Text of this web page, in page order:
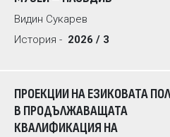
Видин Сукарев
История - 2026 / 3
ПРОЕКЦИИ НА ЕЗИКОВАТА
В ПРОДЪЛЖАВАЩАТА
КВАЛИФИКАЦИЯ НА